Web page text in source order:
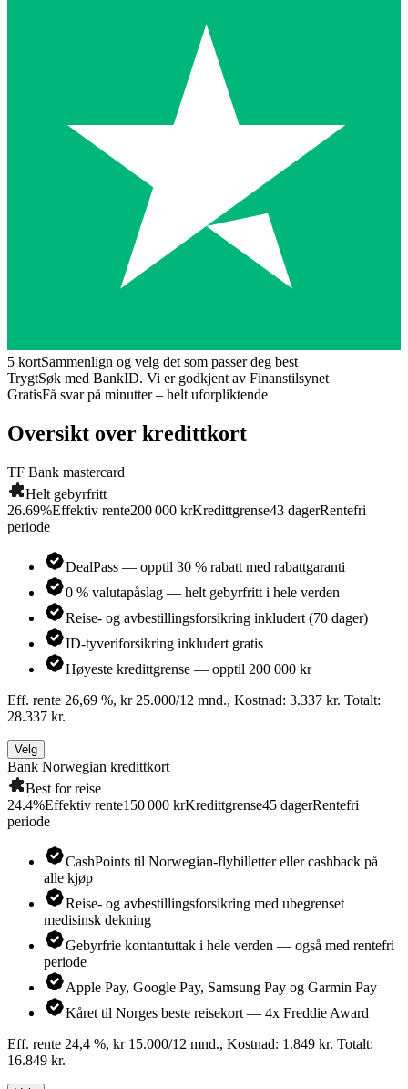
5 kortSammenlign og velg det som passer deg best
TrygtSøk med BankID. Vi er godkjent av Finanstilsynet
GratisFå svar på minutter – helt uforpliktende
Oversikt over kredittkort
TF Bank mastercard
Helt gebyrfritt
26.69%Effektiv rente200 000 krKredittgrense43 dagerRentefri
periode
DealPass — opptil 30 % rabatt med rabattgaranti
0 % valutapåslag — helt gebyrfritt i hele verden
Reise- og avbestillingsforsikring inkludert (70 dager)
ID-tyveriforsikring inkludert gratis
Høyeste kredittgrense — opptil 200 000 kr
Eff. rente 26,69 %, kr 25.000/12 mnd., Kostnad: 3.337 kr. Totalt:
28.337 kr.
Velg
Bank Norwegian kredittkort
Best for reise
24.4%Effektiv rente150 000 krKredittgrense45 dagerRentefri
periode
CashPoints til Norwegian-flybilletter eller cashback på
alle kjøp
Reise- og avbestillingsforsikring med ubegrenset
medisinsk dekning
Gebyrfrie kontantuttak i hele verden — også med rentefri
periode
Apple Pay, Google Pay, Samsung Pay og Garmin Pay
Kåret til Norges beste reisekort — 4x Freddie Award
Eff. rente 24,4 %, kr 15.000/12 mnd., Kostnad: 1.849 kr. Totalt:
16.849 kr.